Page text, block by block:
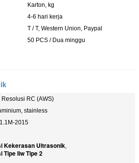
Karton, kg
4-6 hari kerja
T / T, Western Union, Paypal
50 PCS / Dua minggu
RC (AWS)
stainless
2015
Kekerasan Ultrasonik,
Tipe Iiw Tipe 2